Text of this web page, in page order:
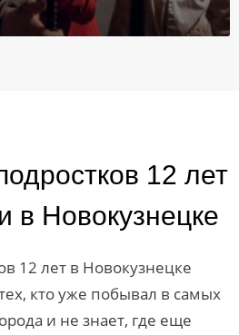
12 лет
в Новокузнецке
12 лет в Новокузнецке
кто уже побывал в самых
и не знает, где еще